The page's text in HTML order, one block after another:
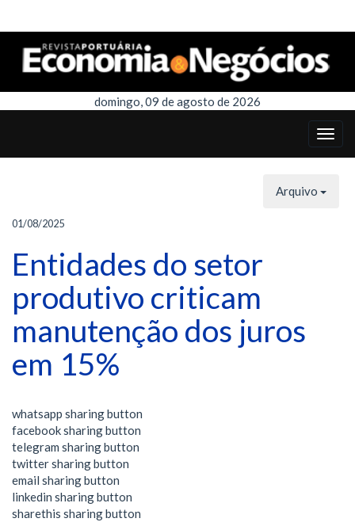
domingo, 09 de agosto de 2026
Arquivo
01/08/2025
Entidades do setor
produtivo criticam
manutenção dos juros
em 15%
whatsapp sharing button
facebook sharing button
telegram sharing button
twitter sharing button
email sharing button
linkedin sharing button
sharethis sharing button